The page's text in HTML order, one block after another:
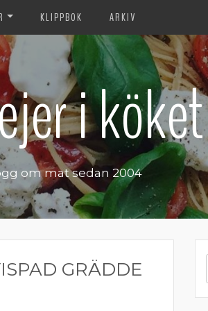
KLIPPBOK ARKIV
i köket
om mat sedan 2004
GRÄDDE